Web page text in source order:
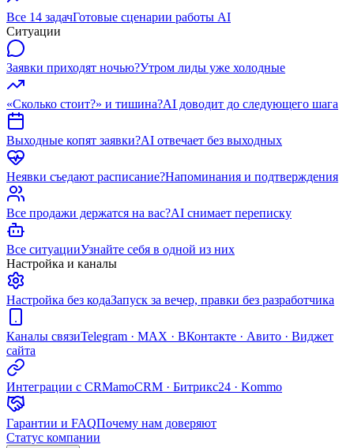
Все 14 задачГотовые сценарии работы AI
Ситуации
Заявки приходят ночью?Утром лиды уже холодные
«Сколько стоит?» и тишина?AI доводит до следующего шага
Выходные копят заявки?AI отвечает без выходных
Неявки съедают расписание?Напоминания и подтверждения
Все продажи держатся на вас?AI снимает переписку
Все ситуацииУзнайте себя в одной из них
Настройка и каналы
Настройка без кодаЗапуск за вечер, правки без разработчика
Каналы связиTelegram · MAX · ВКонтакте · Авито · Виджет
сайта
Интеграции с CRMamoCRM · Битрикс24 · Kommo
Гарантии и FAQПочему нам доверяют
Статус компании